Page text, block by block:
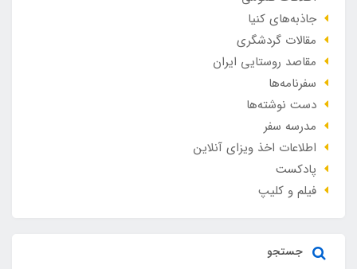
جاذبه‌های کنیا
مقالات گردشگری
مقاصد روستایی ایران
سفرنامه‌ها
دست نوشته‌ها
مدرسه سفر
اطلاعات اخذ ویزای آنلاین
پادکست
فیلم و کلیپ
جستجو